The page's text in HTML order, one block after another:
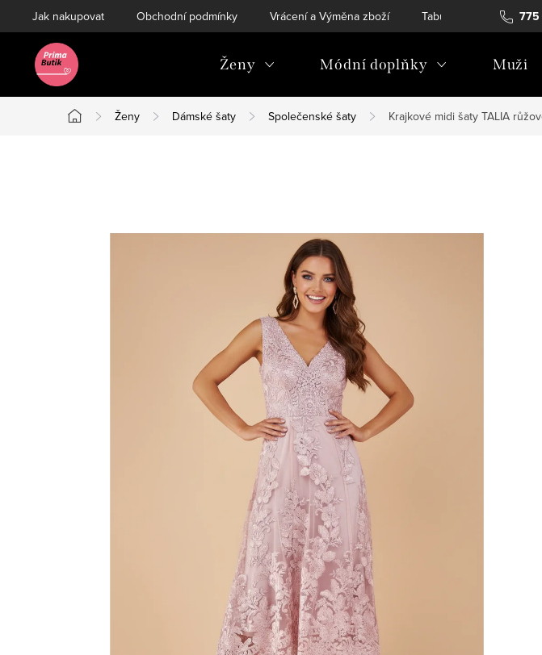
na
Jak nakupovat Obchodní podmínky Vrácení a Výměna zboží Tabulky velikostí
Ženy Módní doplňky Muži
Domů
Ženy Dámské šaty Společenské šaty Krajkové midi šaty TALIA